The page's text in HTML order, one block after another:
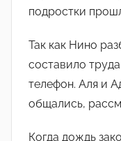
подростки
Так как Нино
составило
телефон. Аля и
общались,
Когда дождь